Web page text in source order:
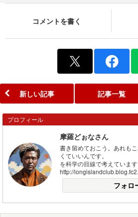
コメントを書く
新しい記事 記事一覧
プロフィール
摩羅どぉなさん
書き留めておこう。あれも
くていいんです
を科学の目線で考えています
http://
フォロ